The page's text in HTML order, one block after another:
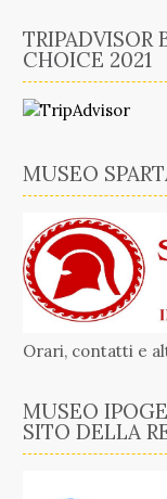
TRIPADVISOR
CHOICE 2021
MUSEO
Orari, contatti e
MUSEO
SITO DELLA